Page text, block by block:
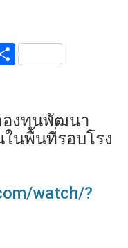
S
e
องทุนพัฒนา
นพื้นที่รอบโรง
watch/?